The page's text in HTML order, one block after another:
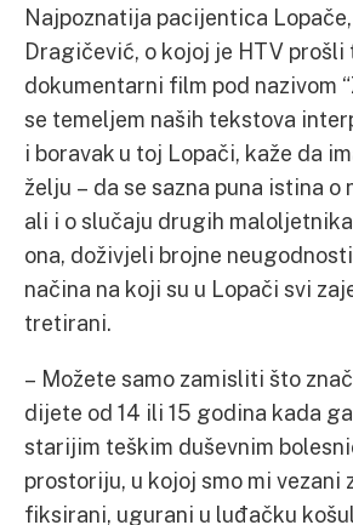
Najpoznatija pacijentica
Dragičević, o kojoj je HTV prošli
dokumentarni film pod nazivom
se temeljem naših tekstova
i boravak u toj Lopači, kaže da
želju – da se sazna puna istina o
ali i o slučaju drugih
ona, doživjeli brojne
načina na koji su u Lopači svi
tretirani.
– Možete samo zamisliti što
dijete od 14 ili 15 godina kada
starijim teškim duševnim
prostoriju, u kojoj smo mi vezani
fiksirani, ugurani u luđačku